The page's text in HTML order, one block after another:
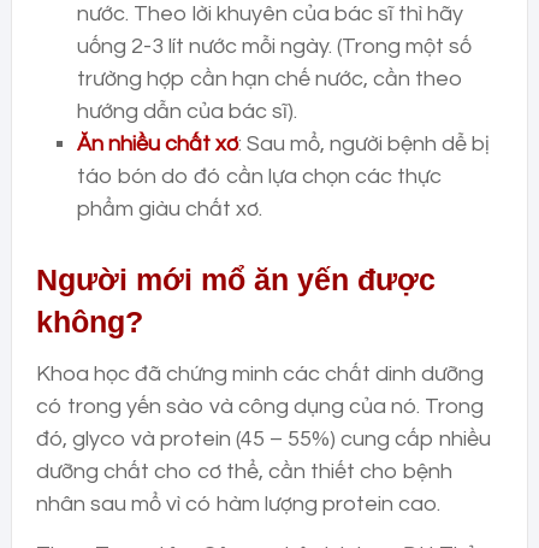
nước. Theo lời khuyên của bác sĩ thì hãy
uống 2-3 lít nước mỗi ngày. (Trong một số
trường hợp cần hạn chế nước, cần theo
hướng dẫn của bác sĩ).
Ăn nhiều chất xơ: Sau mổ, người bệnh dễ bị
táo bón do đó cần lựa chọn các thực
phẩm giàu chất xơ.
Người mới mổ ăn yến được
không?
Khoa học đã chứng minh các chất dinh dưỡng
có trong yến sào và công dụng của nó. Trong
đó, glyco và protein (45 – 55%) cung cấp nhiều
dưỡng chất cho cơ thể, cần thiết cho bệnh
nhân sau mổ vì có hàm lượng protein cao.